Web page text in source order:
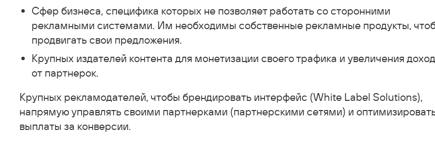
Сфер бизнеса, специфика которых не позволяет работать со сторонними
рекламными системами. Им необходимы собственные рекламные продукты,
продвигать свои предложения.
Крупных издателей контента для монетизации своего трафика и увеличения
от партнерок.
Крупных рекламодателей, чтобы брендировать интерфейс (White Label Solutions),
напрямую управлять своими партнерками (партнерскими сетями) и
выплаты за конверсии.